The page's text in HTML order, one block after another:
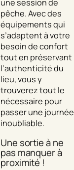
une session de
pêche. Avec des
équipements qui
s’adaptent à votre
besoin de confort
tout en préservant
l’authenticité du
lieu, vous y
trouverez tout le
nécessaire pour
passer une journée
inoubliable.
Une sortie à ne
pas manquer à
proximité !